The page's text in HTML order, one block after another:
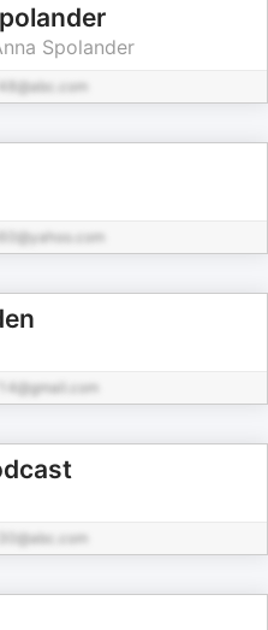
Spolander